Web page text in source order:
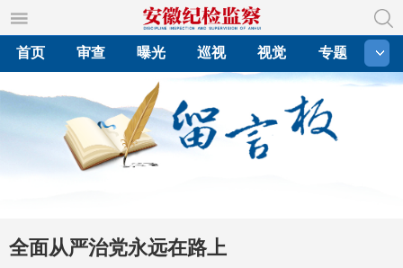
首页
审查 曝光 巡视 视觉 专题
全面从严治党永远在路上